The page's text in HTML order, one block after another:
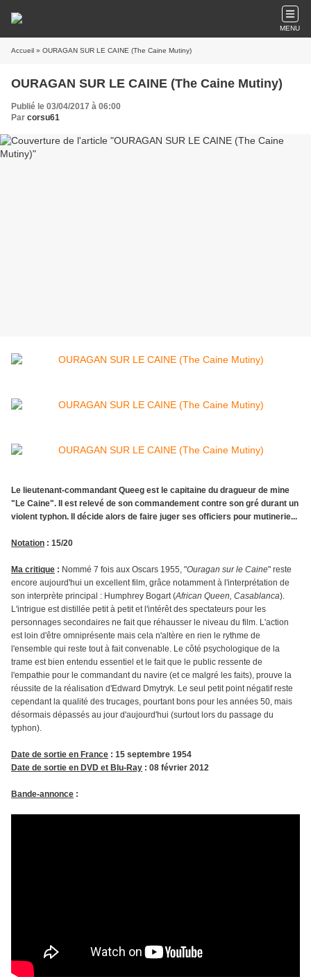
MENU
Accueil » OURAGAN SUR LE CAINE (The Caine Mutiny)
OURAGAN SUR LE CAINE (The Caine Mutiny)
Publié le 03/04/2017 à 06:00
Par corsu61
Le lieutenant-commandant Queeg est le capitaine du dragueur de mine
"Le Caine". Il est relevé de son commandement contre son gré durant un
violent typhon. Il décide alors de faire juger ses officiers pour mutinerie...
Notation : 15/20
Ma critique : Nommé 7 fois aux Oscars 1955, "Ouragan sur le Caine" reste
encore aujourd'hui un excellent film, grâce notamment à l'interprétation de
son interprète principal : Humphrey Bogart (African Queen, Casablanca).
L'intrigue est distillée petit à petit et l'intérêt des spectateurs pour les
personnages secondaires ne fait que réhausser le niveau du film. L'action
est loin d'être omniprésente mais cela n'altère en rien le rythme de
l'ensemble qui reste tout à fait convenable. Le côté psychologique de la
trame est bien entendu essentiel et le fait que le public ressente de
l'empathie pour le commandant du navire (et ce malgré les faits), prouve la
réussite de la réalisation d'Edward Dmytryk. Le seul petit point négatif reste
cependant la qualité des trucages, pourtant bons pour les années 50, mais
désormais dépassés au jour d'aujourd'hui (surtout lors du passage du
typhon).
Date de sortie en France : 15 septembre 1954
Date de sortie en DVD et Blu-Ray : 08 février 2012
Bande-annonce :